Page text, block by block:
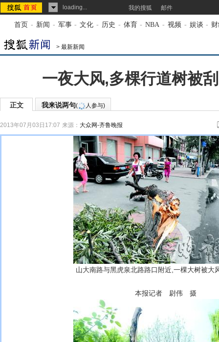
loading... 我的搜狐 邮件
首页 - 新闻 - 军事 - 文化 - 历史 - 体育 - NBA - 视频 - 娱谈 -
> 最新新闻
一夜大风,多棵行道树被
正文 我来说两句( 人参与)
2013年07月03日17:07 来源： 大众网-齐鲁晚报
山大南路与黑虎泉北路路口附近,一棵大树被大
本报记者 尉伟 摄